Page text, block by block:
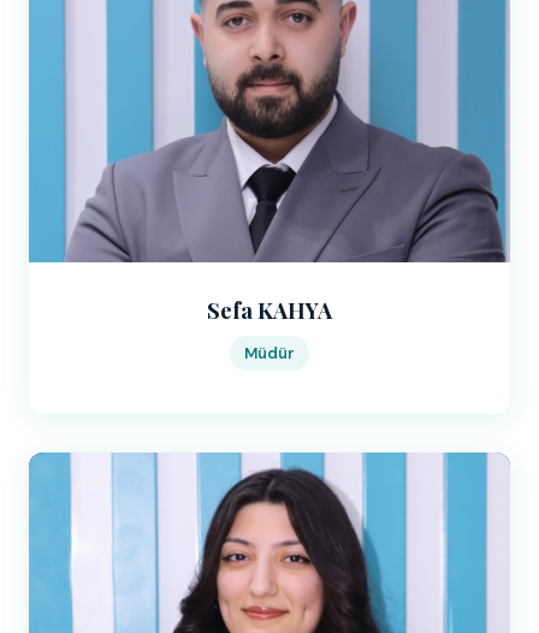
Sefa KAHYA
Müdür